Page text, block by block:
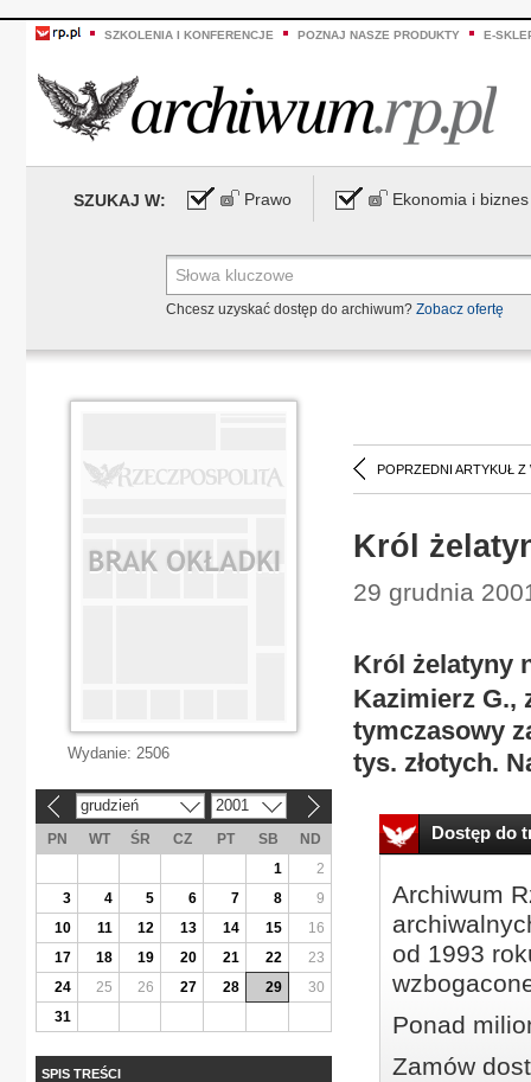
SZKOLENIA I KONFERENCJE POZNAJ NASZE PRODUKTY E-
SZUKAJ W: Prawo Ekonomia i biznes
Chcesz uzyskać dostęp do archiwum? Zobacz ofertę
POPRZEDNI ARTYKUŁ Z
Król
29 grudnia
Król żelatyny
Kazimierz G.,
tymczasowy
tys. złotych.
Dostęp do
Archiwum
od 1993
Ponad
Zamów
Wydanie: 2506
grudzień 2001
PN WT ŚR CZ PT SB
ND
1
2
3
4 5 6 7 8
9
10
11 12 13 14 15
16
17
18 19 20 21 22
23
24
25 26 27 28 29
30
31
SPIS TREŚCI